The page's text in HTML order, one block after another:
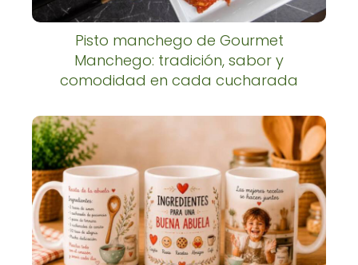
Pisto manchego de Gourmet
Manchego: tradición, sabor y
comodidad en cada cucharada